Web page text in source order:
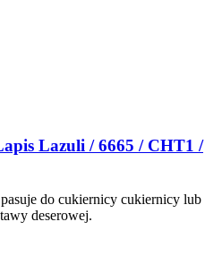
Lazuli / 6665 / CHT1 /
do cukiernicy cukiernicy lub
deserowej.